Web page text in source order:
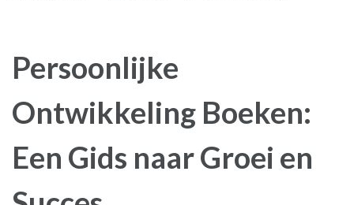
Persoonlijke
Ontwikkeling Boeken:
Een Gids naar Groei en